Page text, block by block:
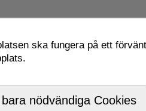
ska fungera på ett
nödvändiga Cookies